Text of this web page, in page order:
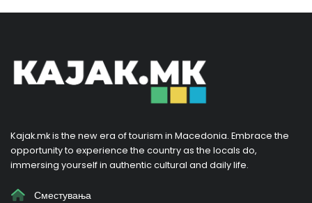
Kajak.mk is the new era of tourism in Macedonia. Embrace the
opportunity to experience the country as the locals do,
immersing yourself in authentic cultural and daily life.
Сместувања